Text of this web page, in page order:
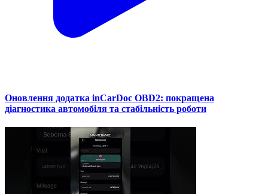
Оновлення додатка inCarDoc OBD2: покращена
діагностика автомобіля та стабільність роботи